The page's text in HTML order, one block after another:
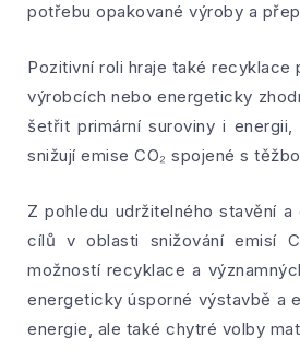
potřebu opakované výroby a
Pozitivní roli hraje také recyklace
výrobcích nebo energeticky
šetřit primární suroviny i
snižují emise CO₂ spojené s
Z pohledu udržitelného stavění
cílů v oblasti snižování emisí
možností recyklace a
energeticky úsporné výstavbě a
energie, ale také chytré volby